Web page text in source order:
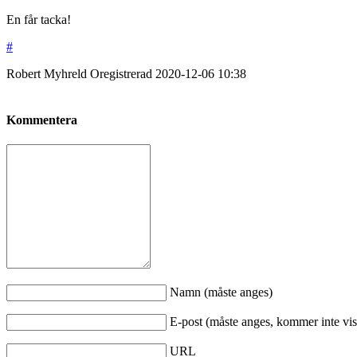
En får tacka!
#
Robert Myhreld Oregistrerad 2020-12-06 10:38
Kommentera
Namn (måste anges)
E-post (måste anges, kommer inte
URL